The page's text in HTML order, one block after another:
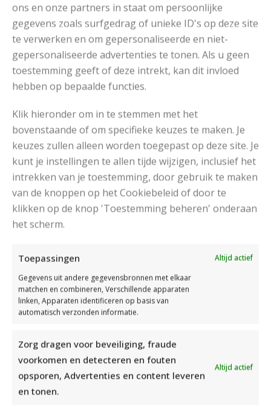
ons en onze partners in staat om persoonlijke
gegevens zoals surfgedrag of unieke ID's op deze site
te verwerken en om gepersonaliseerde en niet-
gepersonaliseerde advertenties te tonen. Als u geen
toestemming geeft of deze intrekt, kan dit invloed
hebben op bepaalde functies.
Klik hieronder om in te stemmen met het
bovenstaande of om specifieke keuzes te maken. Je
keuzes zullen alleen worden toegepast op deze site. Je
kunt je instellingen te allen tijde wijzigen, inclusief het
intrekken van je toestemming, door gebruik te maken
van de knoppen op het Cookiebeleid of door te
klikken op de knop 'Toestemming beheren' onderaan
het scherm.
Toepassingen
Altijd actief
Gegevens uit andere gegevensbronnen met elkaar
matchen en combineren, Verschillende apparaten
linken, Apparaten identificeren op basis van
automatisch verzonden informatie.
Zorg dragen voor beveiliging, fraude
voorkomen en detecteren en fouten
opsporen, Advertenties en content leveren
en tonen.
Altijd actief